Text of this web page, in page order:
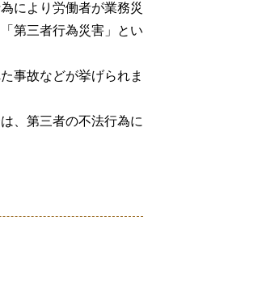
により労働者が業務災
第三者行為災害」とい
事故などが挙げられま
、第三者の不法行為に